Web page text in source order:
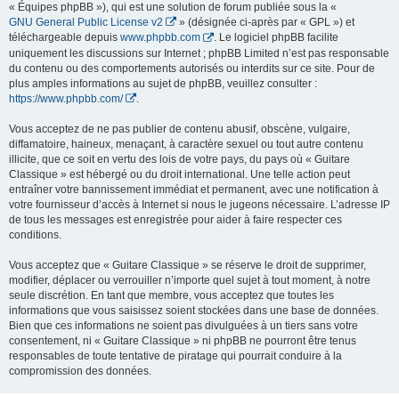
« Équipes phpBB »), qui est une solution de forum publiée sous la «
GNU General Public License v2
» (désignée ci-après par « GPL ») et
téléchargeable depuis www.phpbb.com
. Le logiciel phpBB facilite
uniquement les discussions sur Internet ; phpBB Limited n’est pas responsable
du contenu ou des comportements autorisés ou interdits sur ce site. Pour de
plus amples informations au sujet de phpBB, veuillez consulter :
https://www.phpbb.com/
Vous acceptez de ne pas publier de contenu abusif, obscène, vulgaire,
diffamatoire, haineux, menaçant, à caractère sexuel ou tout autre contenu
illicite, que ce soit en vertu des lois de votre pays, du pays où « Guitare
Classique » est hébergé ou du droit international. Une telle action peut
entraîner votre bannissement immédiat et permanent, avec une notification à
votre fournisseur d’accès à Internet si nous le jugeons nécessaire. L’adresse IP
de tous les messages est enregistrée pour aider à faire respecter ces
conditions.
Vous acceptez que « Guitare Classique » se réserve le droit de supprimer,
modifier, déplacer ou verrouiller n’importe quel sujet à tout moment, à notre
seule discrétion. En tant que membre, vous acceptez que toutes les
informations que vous saisissez soient stockées dans une base de données.
Bien que ces informations ne soient pas divulguées à un tiers sans votre
consentement, ni « Guitare Classique » ni phpBB ne pourront être tenus
responsables de toute tentative de piratage qui pourrait conduire à la
compromission des données.